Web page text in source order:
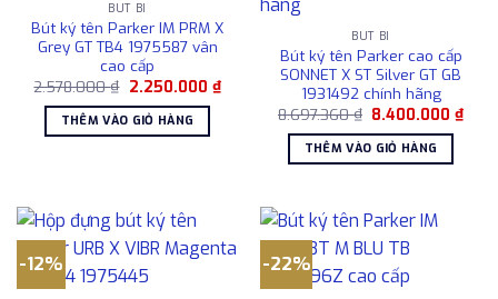
BÚT BI
Bút ký tên Parker IM PRM X
Grey GT TB4 1975587 vân
cao cấp
2.578.000₫ Giá
là:
2.578.000 ₫.
2.250.000 ₫Giá
hiện
2.250.000 ₫.
THÊM VÀO GIỎ HÀNG
BÚT BI
Bút ký tên Parker cao cấp
SONNET X ST Silver GT GB
1931492 chính hãng
8.697.360₫ Giá
là:
8.697.360 ₫.
8.400.000₫Giá
hiện
THÊM VÀO GIỎ HÀNG
-12% -22%